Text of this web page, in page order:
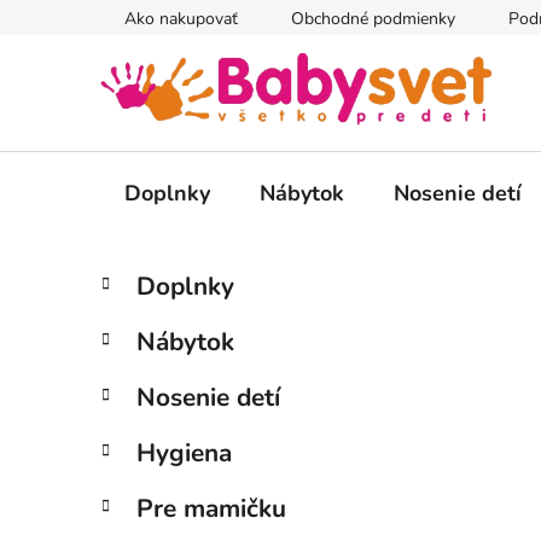
Ako nakupovať Obchodné podmienky
Doplnky Nábytok Nosenie detí
B
č
ý
a
n
e
Preskočiť
kategórie
K
a
e
ó
i
Doplnky
Nábytok
Nosenie detí
Hygiena
Pre mamičku